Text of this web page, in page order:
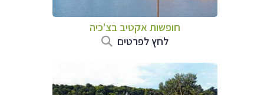
חופשות אקטיב בצ'כיה
לחץ לפרטים